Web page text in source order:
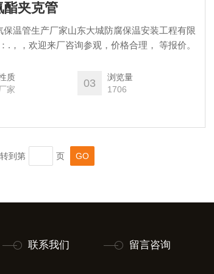
酯夹克管
温管生产厂家山东大城防腐保温安装工程有限
，，欢迎来厂咨询参观，价格合理， 等报价。
质
家
03
浏览量
1706
到第 页
联系我们 留言咨询